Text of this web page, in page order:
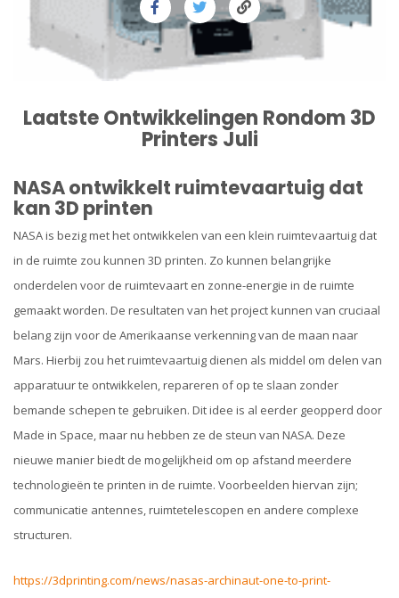
Laatste Ontwikkelingen Rondom 3D
Printers Juli
NASA ontwikkelt ruimtevaartuig dat
kan 3D printen
NASA is bezig met het ontwikkelen van een klein ruimtevaartuig dat
in de ruimte zou kunnen 3D printen. Zo kunnen belangrijke
onderdelen voor de ruimtevaart en zonne-energie in de ruimte
gemaakt worden. De resultaten van het project kunnen van cruciaal
belang zijn voor de Amerikaanse verkenning van de maan naar
Mars. Hierbij zou het ruimtevaartuig dienen als middel om delen van
apparatuur te ontwikkelen, repareren of op te slaan zonder
bemande schepen te gebruiken. Dit idee is al eerder geopperd door
Made in Space, maar nu hebben ze de steun van NASA. Deze
nieuwe manier biedt de mogelijkheid om op afstand meerdere
technologieën te printen in de ruimte. Voorbeelden hiervan zijn;
communicatie antennes, ruimtetelescopen en andere complexe
structuren.
https://3dprinting.com/news/nasas-archinaut-one-to-print-